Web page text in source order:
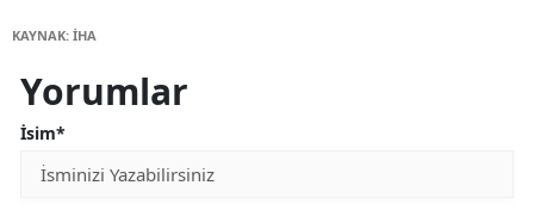
KAYNAK: İHA
Yorumlar
İsim*